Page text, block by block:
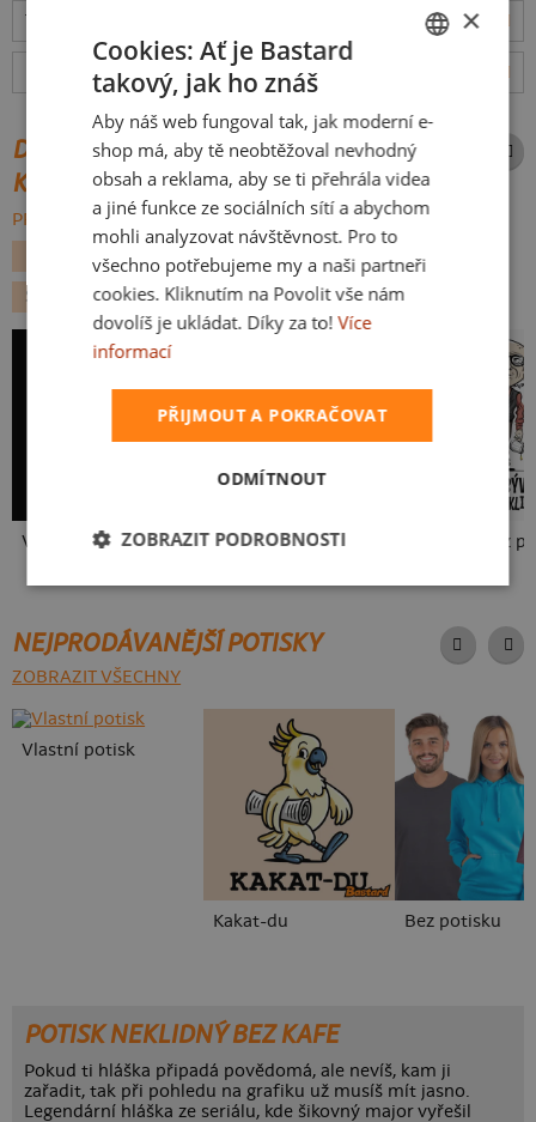
rozměry
Hodnocení: recenzí)
DALŠÍ POTISKY ZE STEJNÉ
KATEGORIE
PROCHÁZET VŠE:
FILMY A SERIÁLY
KÁVA KANCELÁŘSKÉ
STAREJ BRUNA
V pressu B18: Jiří Kára Neklidný bez
NEJPRODÁVANĚJŠÍ POTISKY
ZOBRAZIT VŠECHNY
Vlastní potisk
Kakat-du Bez potisku
POTISK NEKLIDNÝ BEZ KAFE
Pokud ti hláška připadá povědomá, ale nevíš, kam ji
zařadit, tak při pohledu na grafiku už musíš mít jasno.
Legendární hláška ze seriálu, kde šikovný major vyřešil
SLOVAK
×
Cookies: Ať je Bastard
takový, jak ho znáš
Aby náš web fungoval tak, jak moderní e-
shop má, aby tě neobtěžoval nevhodný
obsah a reklama, aby se ti přehrála videa
a jiné funkce ze sociálních sítí a abychom
mohli analyzovat návštěvnost. Pro to
všechno potřebujeme my a naši partneři
cookies. Kliknutím na Povolit vše nám
dovolíš je ukládat. Díky za to! Více
informací
PŘIJMOUT A POKRAČOVAT
ODMÍTNOUT
ZOBRAZIT PODROBNOSTI